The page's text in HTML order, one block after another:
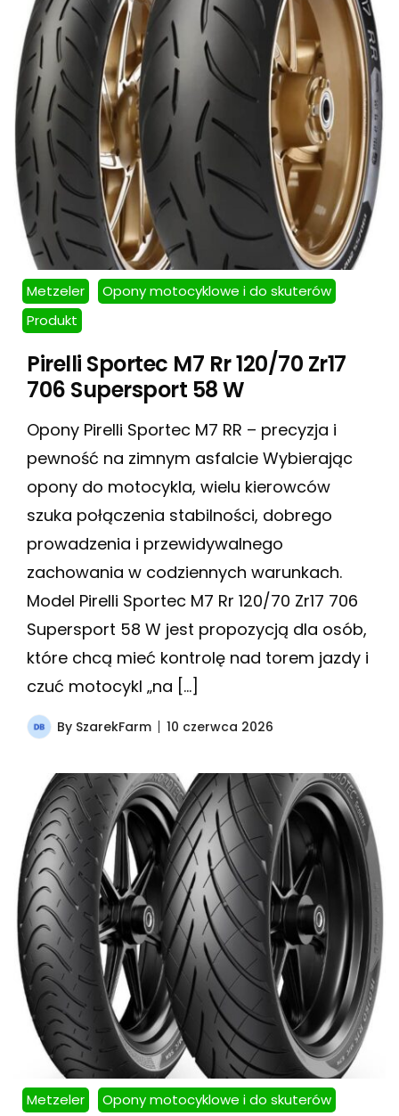
Metzeler
Opony motocyklowe i do skuterów
Produkt
Pirelli Sportec M7 Rr 120/70 Zr17
706 Supersport 58 W
Opony Pirelli Sportec M7 RR – precyzja i
pewność na zimnym asfalcie Wybierając
opony do motocykla, wielu kierowców
szuka połączenia stabilności, dobrego
prowadzenia i przewidywalnego
zachowania w codziennych warunkach.
Model Pirelli Sportec M7 Rr 120/70 Zr17 706
Supersport 58 W jest propozycją dla osób,
które chcą mieć kontrolę nad torem jazdy i
czuć motocykl „na […]
By SzarekFarm 10 czerwca 2026
Metzeler
Opony motocyklowe i do skuterów